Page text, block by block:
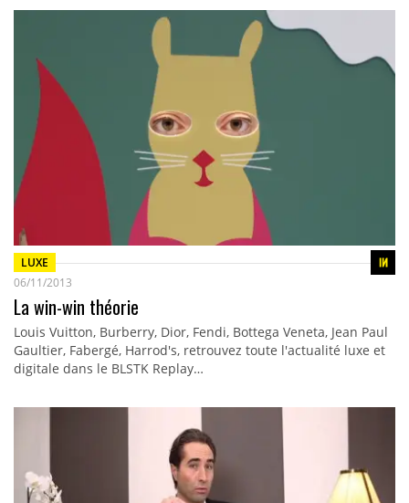
LUXE
06/11/2013
La win-win théorie
Louis Vuitton, Burberry, Dior, Fendi, Bottega Veneta, Jean Paul
Gaultier, Fabergé, Harrod's, retrouvez toute l'actualité luxe et
digitale dans le BLSTK Replay…